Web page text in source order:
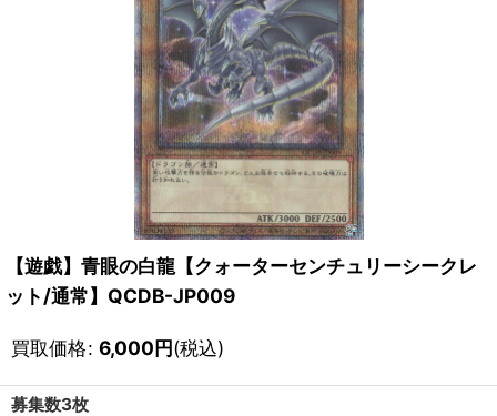
【遊戯】青眼の白龍【クォーターセンチュリーシークレ
ット/通常】QCDB-JP009
買取価格: 6,000円(税込)
募集数3枚